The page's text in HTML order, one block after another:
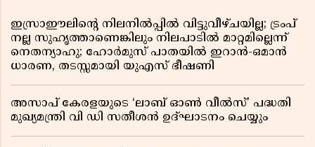
ഇസ്രാഈലിന്റെ നിലനിൽപ്പിൽ വിട്ടുവീഴ്ചയില്ല; ട്രംപ്
നല്ല സുഹൃത്താണെങ്കിലും നിലപാടിൽ മാറ്റമില്ലെന്ന്
നെതന്യാഹു; ഹോർമുസ് പാതയിൽ ഇറാൻ-ഒമാൻ
ധാരണ, തടസ്സമായി യുഎസ് ഭീഷണി
അസാപ് കേരളയുടെ ‘ലാബ് ഓൺ വീൽസ്’ പദ്ധതി
മുഖ്യമന്ത്രി വി ഡി സതീശൻ ഉദ്ഘാടനം ചെയ്യും